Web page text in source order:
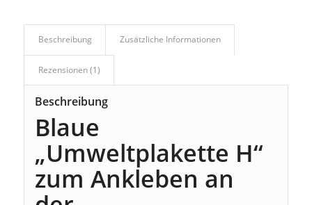
Beschreibung Zusätzliche Informationen
Rezensionen (1)
Beschreibung
Blaue
„Umweltplakette H“
zum Ankleben an